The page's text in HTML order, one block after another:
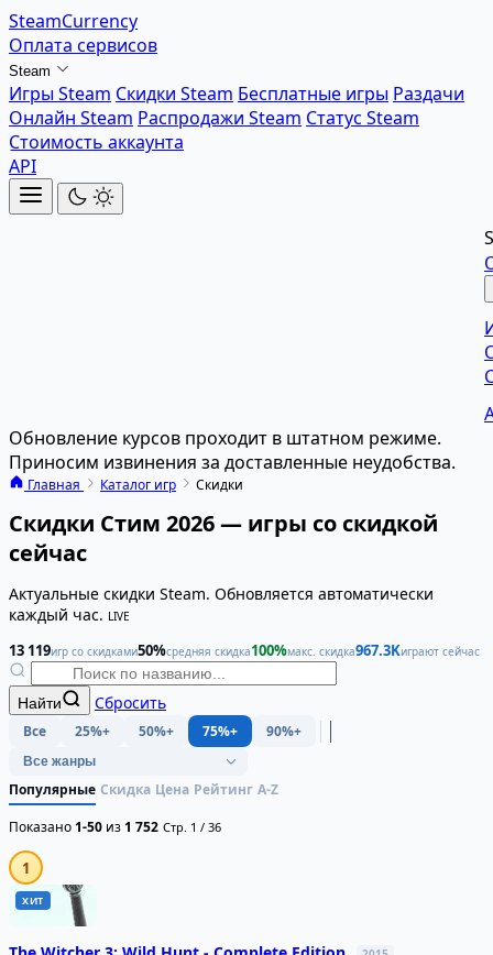
SteamCurrency
Оплата сервисов
Steam
Игры Steam Скидки Steam Бесплатные игры Раздачи
Онлайн Steam Распродажи Steam Статус Steam
Стоимость аккаунта
API
Обновление курсов проходит в штатном режиме.
Приносим извинения за доставленные неудобства.
Главная Каталог игр Скидки
Скидки Стим 2026 — игры со скидкой
сейчас
Актуальные скидки Steam. Обновляется автоматически
каждый час. LIVE
13 119игр со скидками50%средняя скидка100%макс. скидка967.3Kиграют сейчас
Найти Сбросить
Все 25%+ 50%+ 75%+ 90%+
Популярные Скидка Цена Рейтинг A-Z
Показано1-50 из1 752 Стр. 1 / 36
1
ХИТ